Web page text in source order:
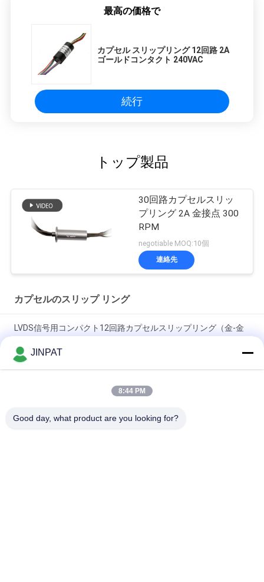
最高の価格で
カプセル スリップリング 12回路 2A
ゴールドコンタクト 240VAC
続行
トップ製品
30回路カプセルスリッ
プリング 2A 金接点 300
RPM
negotiable MOQ:10個
連絡先
カプセルのスリップ リング
LVDS信号用コンパクト12回路カプセルスリップリング（金-金
18回路 250 RPM カプセルスリップリング、金-金接触、メカニ
ン
JINPAT
8:44 PM
Good day, what product are you looking for?